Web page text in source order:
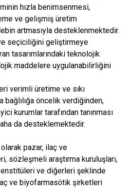
hızla benimsenmesi,
ve gelişmiş üretim
artmasıyla desteklenmektedir.
seçiciliğini geliştirmeye
tasarımlarındaki teknolojik
maddelere uygulanabilirliğini
verimli üretime ve sıkı
öncelik verdiğinden,
kurumlar tarafından tanınması
da desteklemektedir.
olarak pazar, ilaç ve
sözleşmeli araştırma kuruluşları,
enstitüleri ve diğerleri şeklinde
ve biyofarmasötik şirketleri